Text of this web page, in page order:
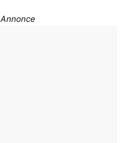
Annonce